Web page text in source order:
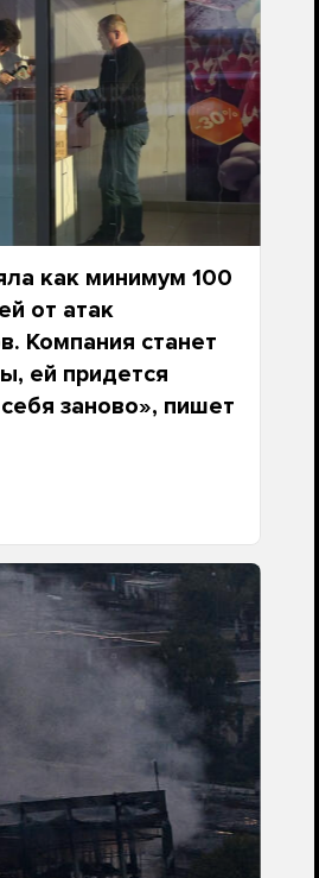
как минимум 100
от атак
Компания станет
ей придется
заново», пишет